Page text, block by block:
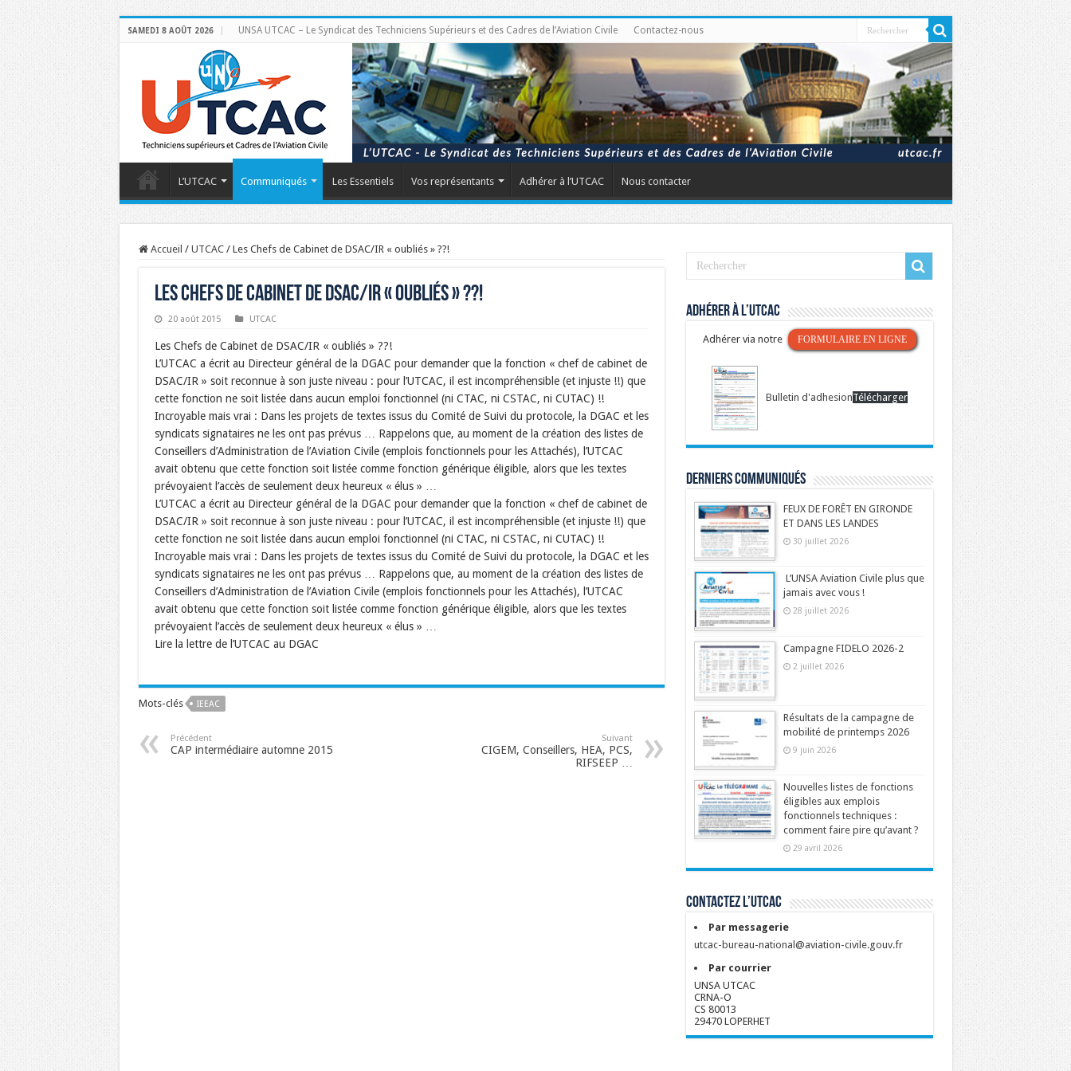
SAMEDI 8 AOÛT 2026 UNSA UTCAC – Le Syndicat des Techniciens Supérieurs et des Cadres de l’Aviation Civile Contactez-nous
L’UTCAC Communiqués Les Essentiels Vos représentants Adhérer à l’UTCAC Nous contacter
Accueil / UTCAC / Les Chefs de Cabinet de DSAC/IR « oubliés » ??!
Les Chefs de Cabinet de DSAC/IR « oubliés » ??!
20 août 2015 UTCAC
Les Chefs de Cabinet de DSAC/IR « oubliés » ??!
L’UTCAC a écrit au Directeur général de la DGAC pour demander que la fonction « chef de cabinet de
DSAC/IR » soit reconnue à son juste niveau : pour l’UTCAC, il est incompréhensible (et injuste !!) que
cette fonction ne soit listée dans aucun emploi fonctionnel (ni CTAC, ni CSTAC, ni CUTAC) !!
Incroyable mais vrai : Dans les projets de textes issus du Comité de Suivi du protocole, la DGAC et les
syndicats signataires ne les ont pas prévus … Rappelons que, au moment de la création des listes de
Conseillers d’Administration de l’Aviation Civile (emplois fonctionnels pour les Attachés), l’UTCAC
avait obtenu que cette fonction soit listée comme fonction générique éligible, alors que les textes
prévoyaient l’accès de seulement deux heureux « élus » …
L’UTCAC a écrit au Directeur général de la DGAC pour demander que la fonction « chef de cabinet de
DSAC/IR » soit reconnue à son juste niveau : pour l’UTCAC, il est incompréhensible (et injuste !!) que
cette fonction ne soit listée dans aucun emploi fonctionnel (ni CTAC, ni CSTAC, ni CUTAC) !!
Incroyable mais vrai : Dans les projets de textes issus du Comité de Suivi du protocole, la DGAC et les
syndicats signataires ne les ont pas prévus … Rappelons que, au moment de la création des listes de
Conseillers d’Administration de l’Aviation Civile (emplois fonctionnels pour les Attachés), l’UTCAC
avait obtenu que cette fonction soit listée comme fonction générique éligible, alors que les textes
prévoyaient l’accès de seulement deux heureux « élus » …
Lire la lettre de l’UTCAC au DGAC
Mots-clés IEEAC
Précédent
CAP intermédiaire automne 2015
Suivant
CIGEM, Conseillers, HEA, PCS,
RIFSEEP …
Adhérer à l’UTCAC
Adhérer via notre FORMULAIRE EN LIGNE
Bulletin d'adhesionTélécharger
Derniers communiqués
FEUX DE FORÊT EN GIRONDE
ET DANS LES LANDES
30 juillet 2026
L’UNSA Aviation Civile plus que
jamais avec vous !
28 juillet 2026
Campagne FIDELO 2026-2
2 juillet 2026
Résultats de la campagne de
mobilité de printemps 2026
9 juin 2026
Nouvelles listes de fonctions
éligibles aux emplois
fonctionnels techniques :
comment faire pire qu’avant ?
29 avril 2026
Contactez l’UTCAC
Par messagerie
utcac-bureau-national@aviation-civile.gouv.fr
Par courrier
UNSA UTCAC
CRNA-O
CS 80013
29470 LOPERHET